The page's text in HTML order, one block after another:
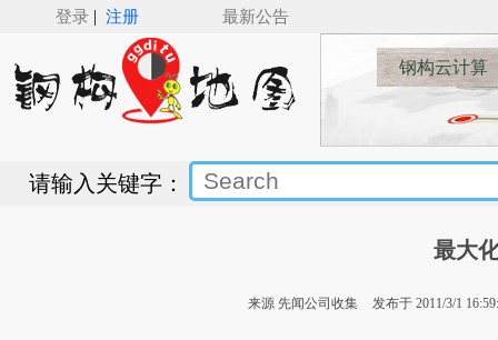
登录 | 注册 最新公告
钢构云计算
请输入关键字：
最大
来源 先闻公司收集 发布于 2011/3/1